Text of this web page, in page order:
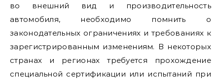
во внешний вид и производительность
автомобиля, необходимо помнить о
законодательных ограничениях и требованиях к
зарегистрированным изменениям. В некоторых
странах и регионах требуется прохождение
специальной сертификации или испытаний при